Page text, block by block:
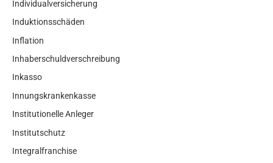
Individualversicherung
Induktionsschäden
Inflation
Inhaberschuldverschreibung
Inkasso
Innungskrankenkasse
Institutionelle Anleger
Institutschutz
Integralfranchise